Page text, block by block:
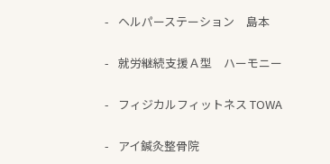
ヘルパーステーション 島本
就労継続支援Ａ型 ハーモニー
フィジカルフィットネス TOWA
アイ鍼灸整骨院